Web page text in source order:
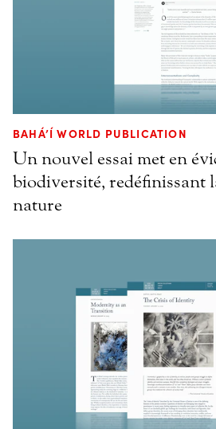
BAHÁ’Í WORLD PUBLICATION
Un nouvel essai met en
biodiversité, redéfinissant
nature